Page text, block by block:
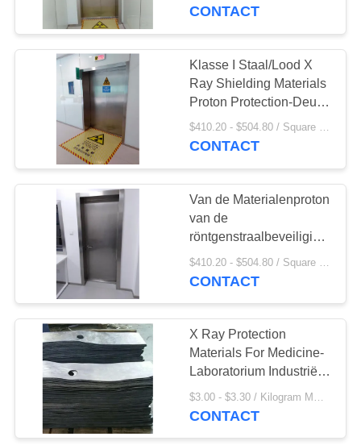
ONS
NIEUWS
GEVALLEN
SITEMAP
PRIVACY
POLICY
de Deur Mooie Schone
CONTACT
Klasse I Staal/Lood X
Ray Shielding Materials
Proton Protection-Deur
Antistraling voor
Werkende Zaal
$410.20 - $504.80 / Square Meter MOQ:2.1 vierkante Meter/Vierkant
CONTACT
Van de Materialenproton
van de
röntgenstraalbeveiliging
van de de
Beschermingsdeur de
CONTACT
X Ray Protection
Materials For Medicine-
Laboratorium Industriële
NDT
$3.00 - $3.30 / Kilogram MOQ:10 kilogram/Kilogram
CONTACT